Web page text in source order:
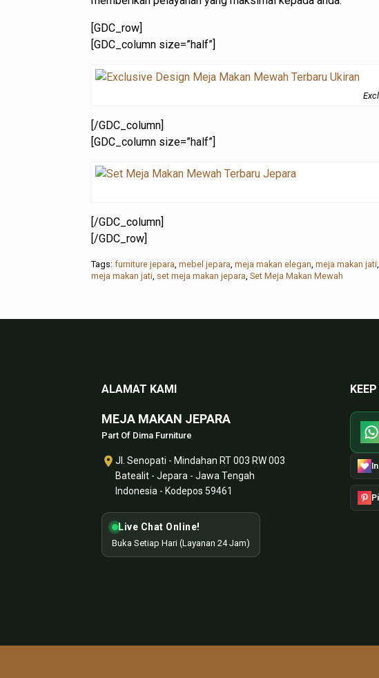
[GDC_row]
[GDC_column size=”half”]
[/GDC_column]
[GDC_column size=”half”]
[/GDC_column]
[/GDC_row]
Tags: furniture jepara, mebel jepara, meja makan elegan, meja makan jati,
meja makan jati, set meja makan jepara, Set Meja Makan Mewah
ALAMAT KAMI
MEJA MAKAN JEPARA
Part Of Dima Furniture
Jl. Senopati - Mindahan RT 003 RW 003
Batealit - Jepara - Jawa Tengah
Indonesia - Kodepos 59461
Live Chat Online!
Buka Setiap Hari (Layanan 24 Jam)